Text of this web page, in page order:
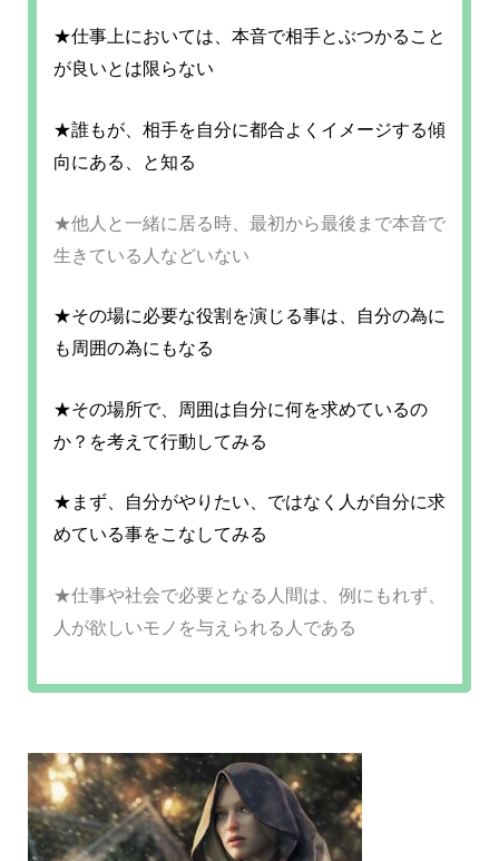
★仕事上においては、本音で相手とぶつかること
が良いとは限らない
★誰もが、相手を自分に都合よくイメージする傾
向にある、と知る
★他人と一緒に居る時、最初から最後まで本音で
生きている人などいない
★その場に必要な役割を演じる事は、自分の為に
も周囲の為にもなる
★その場所で、周囲は自分に何を求めているの
か？を考えて行動してみる
★まず、自分がやりたい、ではなく人が自分に求
めている事をこなしてみる
★仕事や社会で必要となる人間は、例にもれず、
人が欲しいモノを与えられる人である